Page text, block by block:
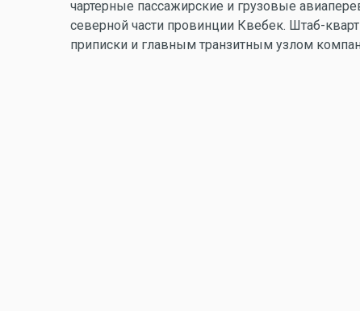
чартерные пассажирские и грузовые
северной части провинции Квебек. Штаб-
приписки и главным транзитным узлом